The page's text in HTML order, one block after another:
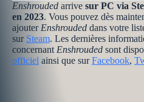
Enshrouded arrive sur PC via
en 2023. Vous pouvez dès
ajouter Enshrouded dans votre
sur Steam. Les dernières
concernant Enshrouded sont
officiel ainsi que surFacebook,